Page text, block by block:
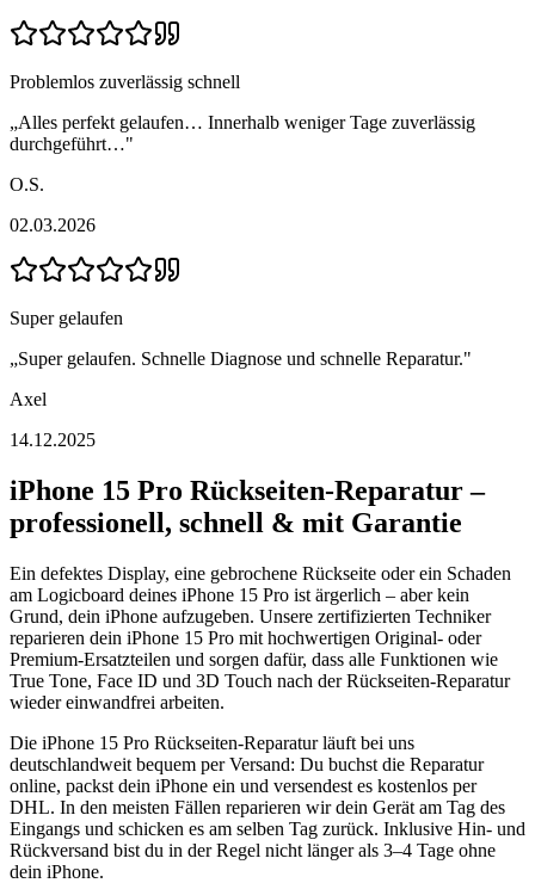
Problemlos zuverlässig schnell
„Alles perfekt gelaufen… Innerhalb weniger Tage zuverlässig
durchgeführt…"
O.S.
02.03.2026
Super gelaufen
„Super gelaufen. Schnelle Diagnose und schnelle Reparatur."
Axel
14.12.2025
iPhone 15 Pro Rückseiten-Reparatur–
professionell, schnell & mit Garantie
Ein defektes Display, eine gebrochene Rückseite oder ein Schaden
am Logicboard deines iPhone 15 Pro ist ärgerlich – aber kein
Grund, dein iPhone aufzugeben. Unsere zertifizierten Techniker
reparieren dein iPhone 15 Pro mit hochwertigen Original- oder
Premium-Ersatzteilen und sorgen dafür, dass alle Funktionen wie
True Tone, Face ID und 3D Touch nach derRückseiten-Reparatur
wieder einwandfrei arbeiten.
Die iPhone 15 Pro Rückseiten-Reparaturläuft bei uns
deutschlandweit bequem per Versand: Du buchst die Reparatur
online, packst dein iPhone ein und versendest es kostenlos per
DHL. In den meisten Fällen reparieren wir dein Gerät am Tag des
Eingangs und schicken es am selben Tag zurück. Inklusive Hin- und
Rückversand bist du in der Regel nicht länger als 3–4 Tage ohne
dein iPhone.